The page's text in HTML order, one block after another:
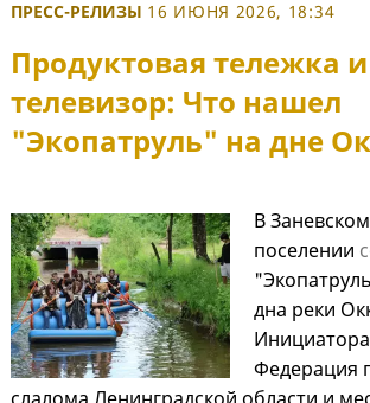
ПРЕСС-РЕЛИЗЫ 16 ИЮНЯ 2026, 18:34
Продуктовая тележка и
телевизор: Что нашел
"Экопатруль" на дне
В
поселении
дна реки
Федерация